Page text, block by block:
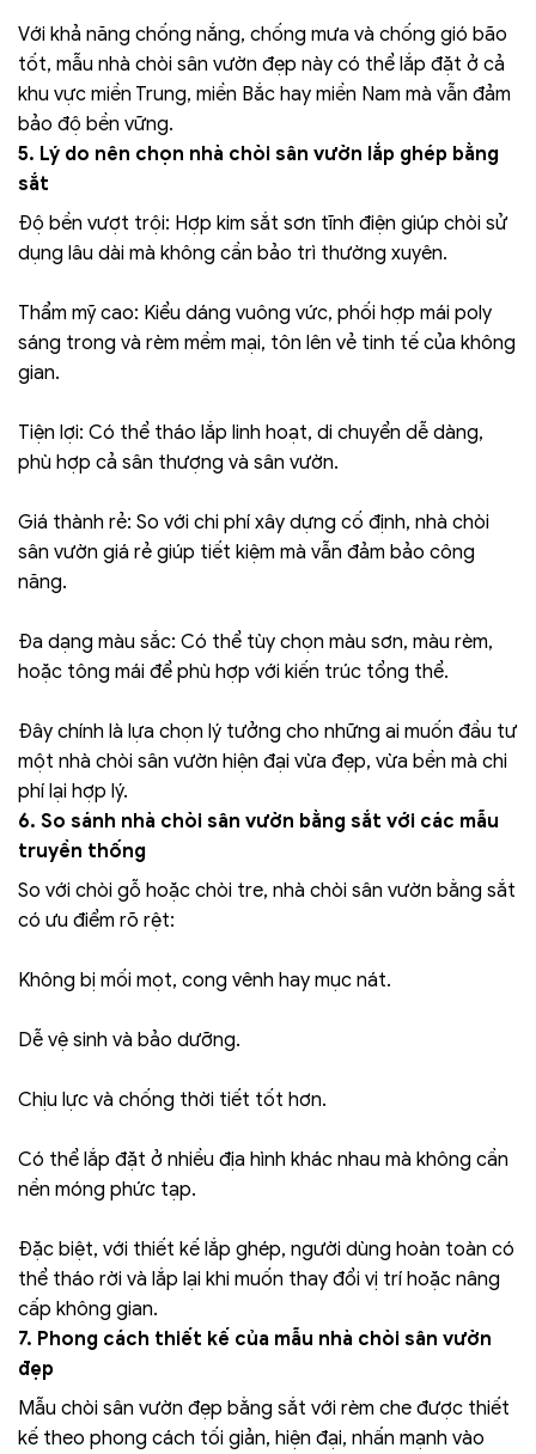
Với khả năng chống nắng, chống mưa và chống gió bão
tốt, mẫu nhà chòi sân vườn đẹp này có thể lắp đặt ở cả
khu vực miền Trung, miền Bắc hay miền Nam mà vẫn đảm
bảo độ bền vững.
5. Lý do nên chọn nhà chòi sân vườn lắp ghép bằng
sắt
Độ bền vượt trội: Hợp kim sắt sơn tĩnh điện giúp chòi sử
dụng lâu dài mà không cần bảo trì thường xuyên.
Thẩm mỹ cao: Kiểu dáng vuông vức, phối hợp mái poly
sáng trong và rèm mềm mại, tôn lên vẻ tinh tế của không
gian.
Tiện lợi: Có thể tháo lắp linh hoạt, di chuyển dễ dàng,
phù hợp cả sân thượng và sân vườn.
Giá thành rẻ: So với chi phí xây dựng cố định, nhà chòi
sân vườn giá rẻ giúp tiết kiệm mà vẫn đảm bảo công
năng.
Đa dạng màu sắc: Có thể tùy chọn màu sơn, màu rèm,
hoặc tông mái để phù hợp với kiến trúc tổng thể.
Đây chính là lựa chọn lý tưởng cho những ai muốn đầu tư
một nhà chòi sân vườn hiện đại vừa đẹp, vừa bền mà chi
phí lại hợp lý.
6. So sánh nhà chòi sân vườn bằng sắt với các mẫu
truyền thống
So với chòi gỗ hoặc chòi tre, nhà chòi sân vườn bằng sắt
có ưu điểm rõ rệt:
Không bị mối mọt, cong vênh hay mục nát.
Dễ vệ sinh và bảo dưỡng.
Chịu lực và chống thời tiết tốt hơn.
Có thể lắp đặt ở nhiều địa hình khác nhau mà không cần
nền móng phức tạp.
Đặc biệt, với thiết kế lắp ghép, người dùng hoàn toàn có
thể tháo rời và lắp lại khi muốn thay đổi vị trí hoặc nâng
cấp không gian.
7. Phong cách thiết kế của mẫu nhà chòi sân vườn
đẹp
Mẫu chòi sân vườn đẹp bằng sắt với rèm che được thiết
kế theo phong cách tối giản, hiện đại, nhấn mạnh vào